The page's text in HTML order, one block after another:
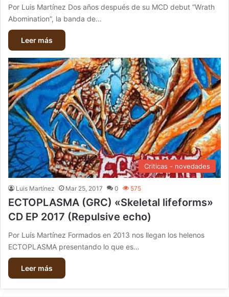
Por Luis Martínez Dos años después de su MCD debut “Wrath
Abomination”, la banda de…
Leer más
Criticas - novedades
Luis Martínez Mar 25, 2017 0 575
ECTOPLASMA (GRC) «Skeletal lifeforms»
CD EP 2017 (Repulsive echo)
Por Luís Martínez Formados en 2013 nos llegan los helenos
ECTOPLASMA presentando lo que es…
Leer más